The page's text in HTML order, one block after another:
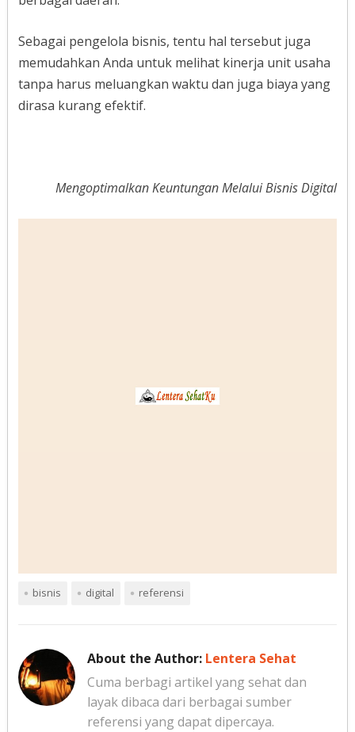
Sebagai pengelola bisnis, tentu hal tersebut juga
memudahkan Anda untuk melihat kinerja unit usaha
tanpa harus meluangkan waktu dan juga biaya yang
dirasa kurang efektif.
Mengoptimalkan Keuntungan Melalui Bisnis Digital
bisnis digital referensi
About the Author: Lentera Sehat
Cuma berbagi artikel yang sehat dan
layak dibaca dari berbagai sumber
referensi yang dapat dipercaya.